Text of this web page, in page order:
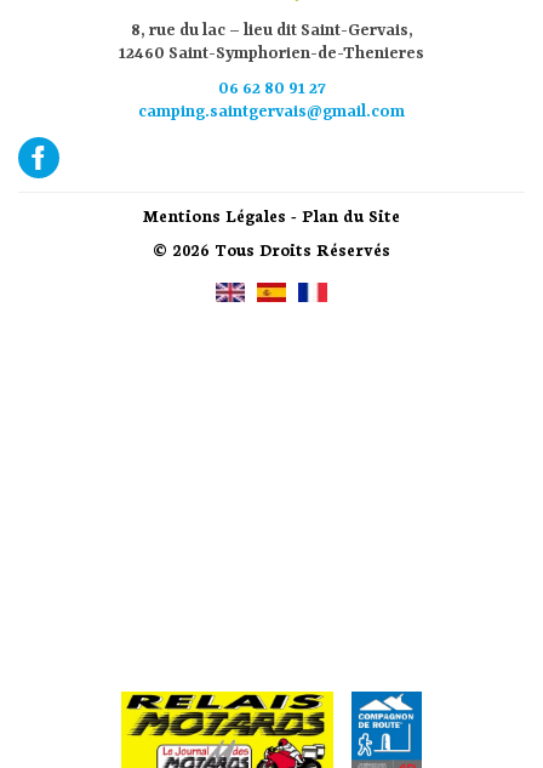
8, rue du lac – lieu dit Saint-Gervais,
12460 Saint-Symphorien-de-Thenieres
06 62 80 91 27
camping.saintgervais@gmail.com
Mentions Légales - Plan du Site
© 2026 Tous Droits Réservés